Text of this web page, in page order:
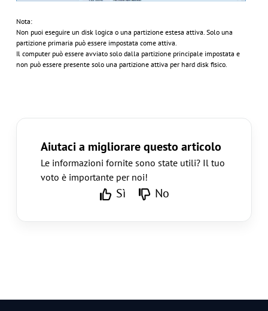
Nota:
Non puoi eseguire un disk logica o una partizione estesa attiva. Solo una
partizione primaria può essere impostata come attiva.
Il computer può essere avviato solo dalla partizione principale impostata e
non può essere presente solo una partizione attiva per hard disk fisico.
Aiutaci a migliorare questo articolo
Le informazioni fornite sono state utili? Il tuo
voto è importante per noi!
Sì No